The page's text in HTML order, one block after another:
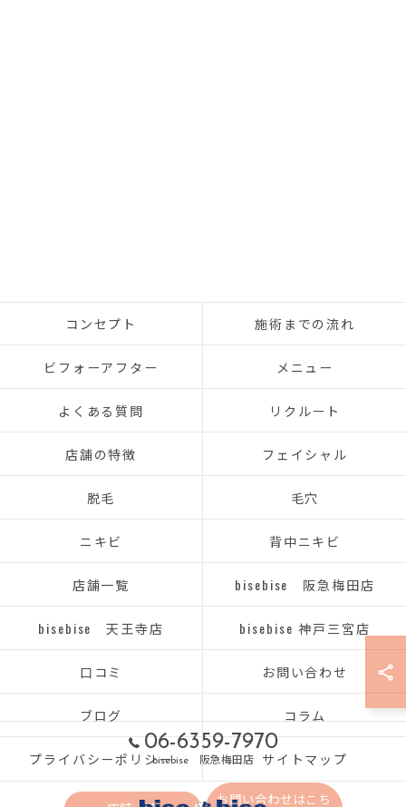
06-6359-7970
bisebise 阪急梅田店
お問い合わせはこち
コンセプト 施術までの流れ
ビフォーアフター メニュー
よくある質問 リクルート
店舗の特徴 フェイシャル
脱毛 毛穴
ニキビ 背中ニキビ
店舗一覧 bisebise 阪急梅田店
bisebise 天王寺店 bisebise 神戸三宮店
口コミ お問い合わせ
ブログ コラム
プライバシーポリシー サイトマップ